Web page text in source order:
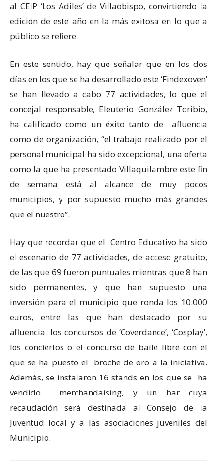
al CEIP ‘Los Adiles’ de Villaobispo, convirtiendo la
edición de este año en la más exitosa en lo que a
público se refiere.
En este sentido, hay que señalar que en los dos
días en los que se ha desarrollado este ‘Findexoven’
se han llevado a cabo 77 actividades, lo que el
concejal responsable, Eleuterio González Toribio,
ha calificado como un éxito tanto de afluencia
como de organización, “el trabajo realizado por el
personal municipal ha sido excepcional, una oferta
como la que ha presentado Villaquilambre este fin
de semana está al alcance de muy pocos
municipios, y por supuesto mucho más grandes
que el nuestro”.
Hay que recordar que el Centro Educativo ha sido
el escenario de 77 actividades, de acceso gratuito,
de las que 69 fueron puntuales mientras que 8 han
sido permanentes, y que han supuesto una
inversión para el municipio que ronda los 10.000
euros, entre las que han destacado por su
afluencia, los concursos de ‘Coverdance’, ‘Cosplay’,
los conciertos o el concurso de baile libre con el
que se ha puesto el broche de oro a la iniciativa.
Además, se instalaron 16 stands en los que se ha
vendido merchandaising, y un bar cuya
recaudación será destinada al Consejo de la
Juventud local y a las asociaciones juveniles del
Municipio.